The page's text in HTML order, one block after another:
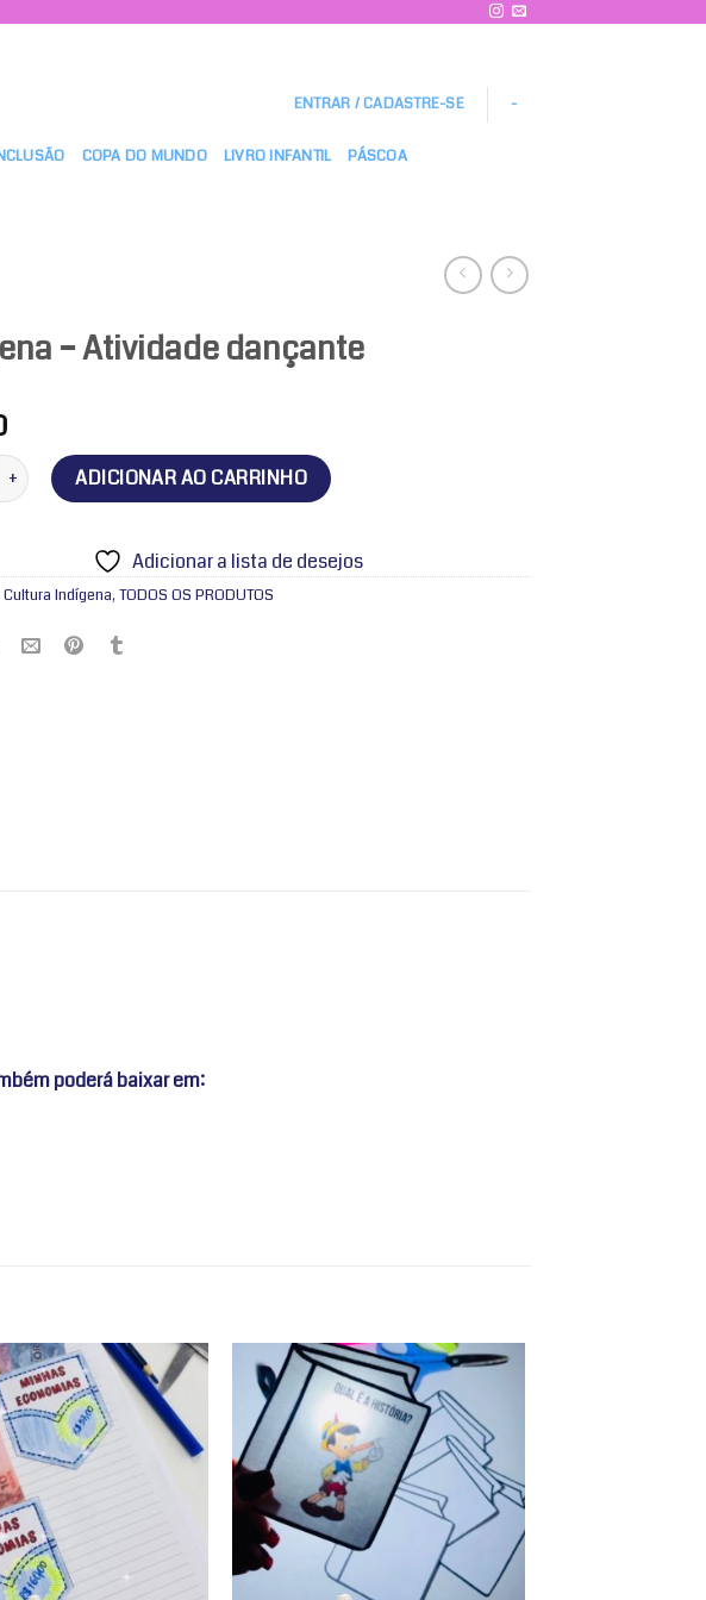
ENTRAR / CADASTRE-SE -
COPA DO MUNDO LIVRO INFANTIL PÁSCOA
– Atividade dançante
dançante quantidade
ADICIONAR AO CARRINHO
Adicionar a lista de desejos
Cultura Indígena, TODOS OS PRODUTOS
poderá baixar em:
Adicionar
Adicionar
a lista de
desejos